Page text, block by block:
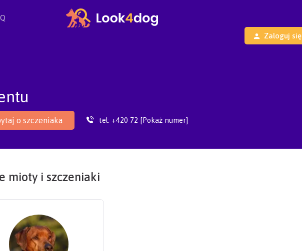
Zaloguj się
o szczeniaka tel: +420 72 [Pokaż numer]
mioty i szczeniaki